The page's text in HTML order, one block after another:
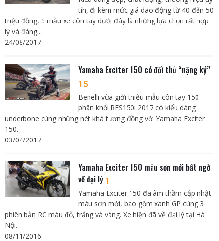
tín, đi kèm mức giá dao động từ 40 đến 50
triệu đồng, 5 mẫu xe côn tay dưới đây là những lựa chọn rất hợp
lý và đáng...
24/08/2017
Yamaha Exciter 150 có đối thủ “nặng ký”
15
Benelli vừa giới thiệu mẫu côn tay 150
phân khối RFS150i 2017 có kiểu dáng
underbone cùng những nét khá tương đồng với Yamaha Exciter
150.
03/04/2017
Yamaha Exciter 150 màu sơn mới bất ngờ
về đại lý 1
Yamaha Exciter 150 đã âm thầm cập nhật
màu sơn mới, bao gồm xanh GP cùng 3
phiên bản RC màu đỏ, trắng và vàng. Xe hiện đã về đại lý tại Hà
Nội.
08/11/2016